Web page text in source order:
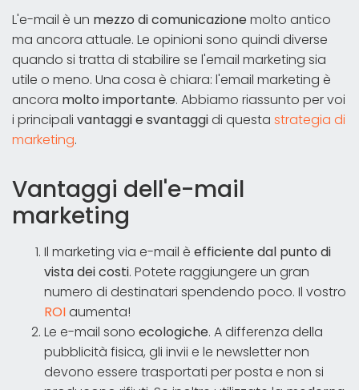
L'e-mail è un mezzo di comunicazionemolto antico
ma ancora attuale. Le opinioni sono quindi diverse
quando si tratta di stabilire se l'email marketing sia
utile o meno. Una cosa è chiara: l'email marketing è
ancora molto importante. Abbiamo riassunto per voi
i principali vantaggi e svantaggidi questa strategia di
marketing.
Vantaggi dell'e-mail
marketing
Il marketing via e-mail è efficiente dal punto di
vista dei costi. Potete raggiungere un gran
numero di destinatari spendendo poco. Il vostro
ROIaumenta!
Le e-mail sono ecologiche. A differenza della
pubblicità fisica, gli invii e le newsletter non
devono essere trasportati per posta e non si